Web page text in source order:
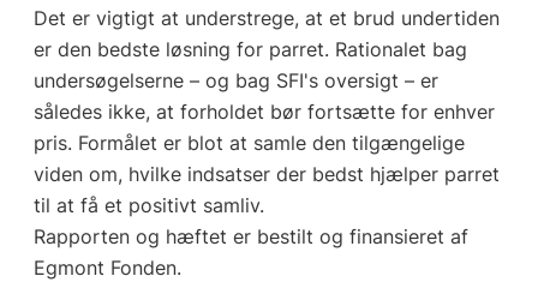
Det er vigtigt at understrege, at et brud undertiden
er den bedste løsning for parret. Rationalet bag
undersøgelserne – og bag SFI's oversigt – er
således ikke, at forholdet bør fortsætte for enhver
pris. Formålet er blot at samle den tilgængelige
viden om, hvilke indsatser der bedst hjælper parret
til at få et positivt samliv.
Rapporten og hæftet er bestilt og finansieret af
Egmont Fonden.